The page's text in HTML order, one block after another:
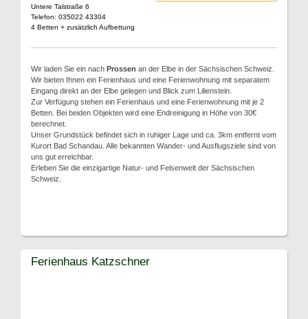
Untere Talstraße 6
Telefon: 035022 43304
4 Betten + zusätzlich Aufbettung
Wir laden Sie ein nach Prossen an der Elbe in der Sächsischen Schweiz.
Wir bieten Ihnen ein Ferienhaus und eine Ferienwohnung mit separatem
Eingang direkt an der Elbe gelegen und Blick zum Lilienstein.
Zur Verfügung stehen ein Ferienhaus und eine Ferienwohnung mit je 2
Betten. Bei beiden Objekten wird eine Endreinigung in Höhe von 30€
berechnet.
Unser Grundstück befindet sich in ruhiger Lage und ca. 3km entfernt vom
Kurort Bad Schandau. Alle bekannten Wander- und Ausflugsziele sind von
uns gut erreichbar.
Erleben Sie die einzigartige Natur- und Felsenwelt der Sächsischen
Schweiz.
Ferienhaus Katzschner